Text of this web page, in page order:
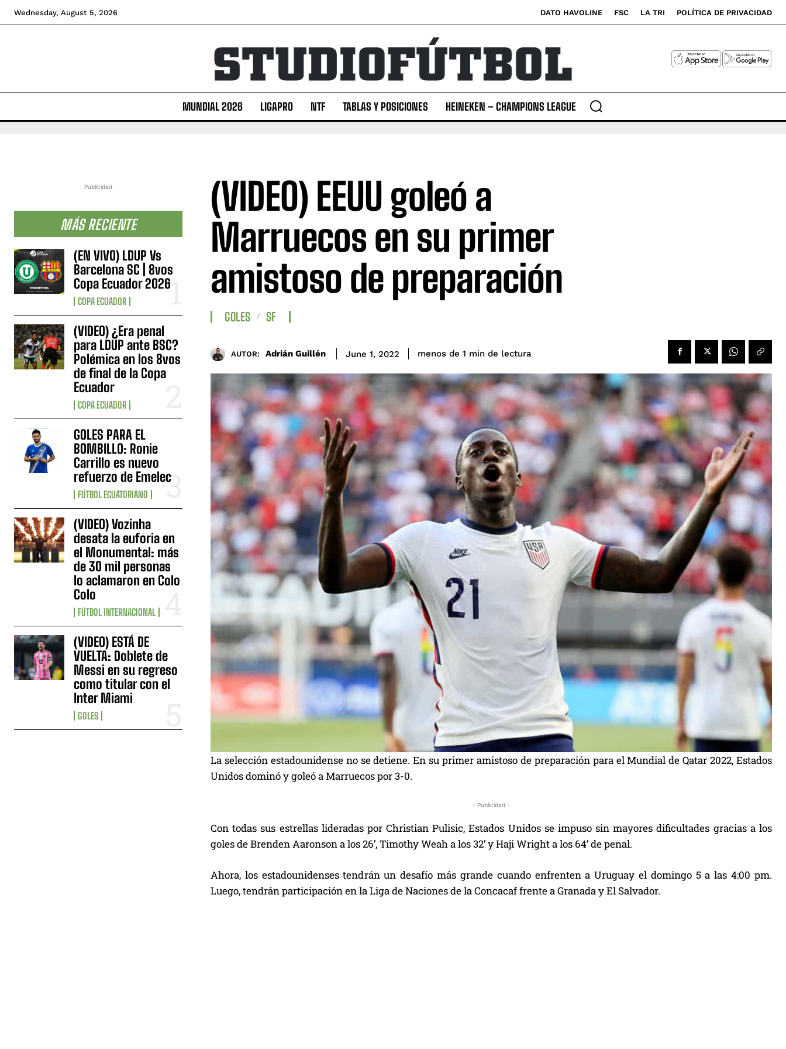
Wednesday, August 5, 2026 DATO HAVOLINE FSC LA TRI POLÍTICA DE PRIVACIDAD
MUNDIAL 2026 LIGAPRO NTF TABLAS Y POSICIONES HEINEKEN – CHAMPIONS LEAGUE
Publicidad
MÁS RECIENTE
(EN VIVO) LDUP Vs
Barcelona SC | 8vos
Copa Ecuador 2026
COPA ECUADOR
(VIDEO) ¿Era penal
para LDUP ante BSC?
Polémica en los 8vos
de final de la Copa
Ecuador
COPA ECUADOR
GOLES PARA EL
BOMBILLO: Ronie
Carrillo es nuevo
refuerzo de Emelec
FÚTBOL ECUATORIANO
(VIDEO) Vozinha
desata la euforia en
el Monumental: más
de 30 mil personas
lo aclamaron en Colo
Colo
FÚTBOL INTERNACIONAL
(VIDEO) ESTÁ DE
VUELTA: Doblete de
Messi en su regreso
como titular con el
Inter Miami
GOLES
(VIDEO) EEUU goleó a
Marruecos en su primer
amistoso de preparación
GOLES SF
AUTOR: Adrián Guillén June 1, 2022 menos de 1 min de lectura
La selección estadounidense no se detiene. En su primer amistoso de preparación para el Mundial de Qatar 2022, Estados
Unidos dominó y goleó a Marruecos por 3-0.
- Publicidad -
Con todas sus estrellas lideradas por Christian Pulisic, Estados Unidos se impuso sin mayores dificultades gracias a los
goles de Brenden Aaronson a los 26’, Timothy Weah a los 32’ y Haji Wright a los 64’ de penal.
Ahora, los estadounidenses tendrán un desafío más grande cuando enfrenten a Uruguay el domingo 5 a las 4:00 pm.
Luego, tendrán participación en la Liga de Naciones de la Concacaf frente a Granada y El Salvador.